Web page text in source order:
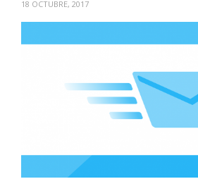
18 OCTUBRE, 2017